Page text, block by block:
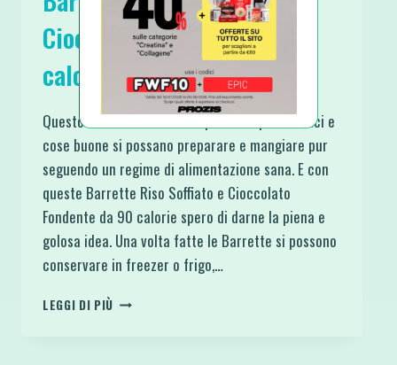
Cioccolato Fondente da 90
calorie
Questo sito vuole essere la prova di quanti dolci e
cose buone si possano preparare e mangiare pur
seguendo un regime di alimentazione sana. E con
queste Barrette Riso Soffiato e Cioccolato
Fondente da 90 calorie spero di darne la piena e
golosa idea. Una volta fatte le Barrette si possono
conservare in freezer o frigo,…
LEGGI DI PIÙ BARRETTE